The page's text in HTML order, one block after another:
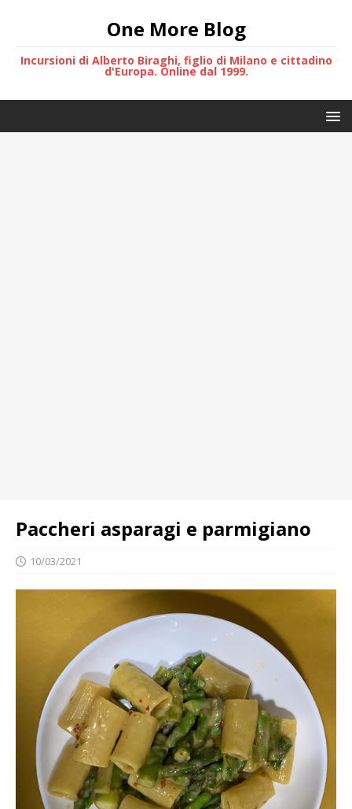
One More Blog
Incursioni di Alberto Biraghi, figlio di Milano e cittadino
d'Europa. Online dal 1999.
Paccheri asparagi e parmigiano
10/03/2021